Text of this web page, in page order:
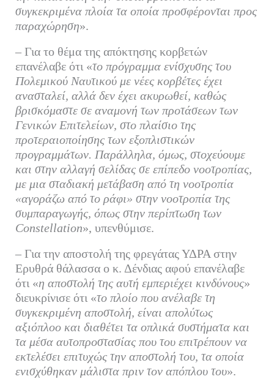
συγκεκριμένα πλοία τα οποία προσφέρονται προς
παραχώρηση».
– Για το θέμα της απόκτησης κορβετών
επανέλαβε ότι «το πρόγραμμα ενίσχυσης του
Πολεμικού Ναυτικού με νέες κορβέτες έχει
ανασταλεί, αλλά δεν έχει ακυρωθεί, καθώς
βρισκόμαστε σε αναμονή των προτάσεων των
Γενικών Επιτελείων, στο πλαίσιο της
προτεραιοποίησης των εξοπλιστικών
προγραμμάτων. Παράλληλα, όμως, στοχεύουμε
και στην αλλαγή σελίδας σε επίπεδο νοοτροπίας,
με μια σταδιακή μετάβαση από τη νοοτροπία
«αγοράζω από το ράφι» στην νοοτροπία της
συμπαραγωγής, όπως στην περίπτωση των
Constellation», υπενθύμισε.
– Για την αποστολή της φρεγάτας ΥΔΡΑ στην
Ερυθρά θάλασσα ο κ. Δένδιας αφού επανέλαβε
ότι «η αποστολή της αυτή εμπεριέχει κινδύνους»
διευκρίνισε ότι «το πλοίο που ανέλαβε τη
συγκεκριμένη αποστολή, είναι απολύτως
αξιόπλοο και διαθέτει τα οπλικά συστήματα και
τα μέσα αυτοπροστασίας που του επιτρέπουν να
εκτελέσει επιτυχώς την αποστολή του, τα οποία
ενισχύθηκαν μάλιστα πριν τον απόπλου του».